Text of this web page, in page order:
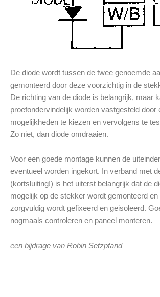
De diode wordt tussen de twee genoemde
gemonteerd door deze voorzichtig in de
De richting van de diode is belangrijk, maar
proefondervindelijk worden vastgesteld door
mogelijkheden te kiezen en vervolgens te
Zo niet, dan diode omdraaien.
Voor een goede montage kunnen de
eventueel worden ingekort. In verband met
(kortsluiting!) is het uiterst belangrijk dat de
mogelijk op de stekker wordt gemonteerd en
zorgvuldig wordt gefixeerd en geisoleerd.
nogmaals controleren en paneel monteren.
een bijdrage van Robin Setzpfand